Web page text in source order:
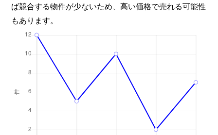
ば競合する物件が少ないため、高い価格で売れる可能性
もあります。